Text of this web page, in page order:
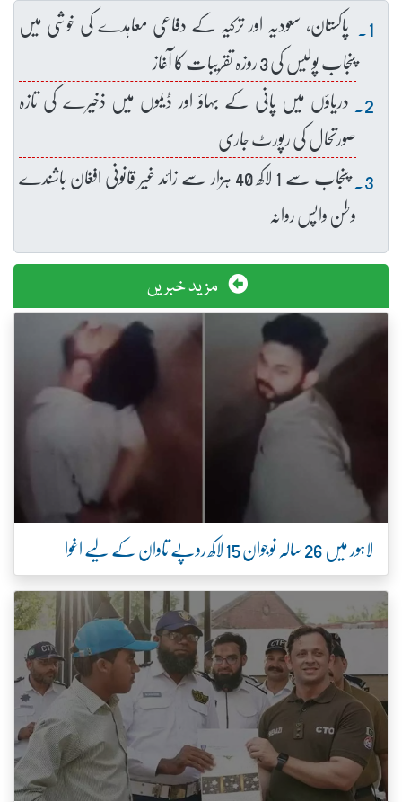
پاکستان، سعودیہ اور ترکیہ کے دفاعی معاہدے کی خوشی میں
پنجاب پولیس کی 3 روزہ تقریبات کا آغاز
دریاؤں میں پانی کے بہاؤ اور ڈیموں میں ذخیرے کی تازہ
صورتحال کی رپورٹ جاری
پنجاب سے 1 لاکھ 40 ہزار سے زائد غیر قانونی افغان باشندے
وطن واپس روانہ
مزید خبریں
لاہور میں 26 سالہ نوجوان 15 لاکھ روپے تاوان کے لیے اغوا